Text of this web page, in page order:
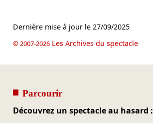
Dernière mise à jour le 27/09/2025
© 2007-2026Les Archives du spectacle
Parcourir
Découvrez un spectacle au hasard :